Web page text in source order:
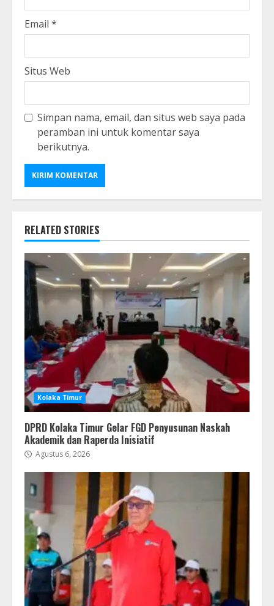
Email *
Situs Web
Simpan nama, email, dan situs web saya pada
peramban ini untuk komentar saya
berikutnya.
RELATED STORIES
Kolaka Timur
DPRD Kolaka Timur Gelar FGD Penyusunan Naskah
Akademik dan Raperda Inisiatif
Agustus 6, 2026